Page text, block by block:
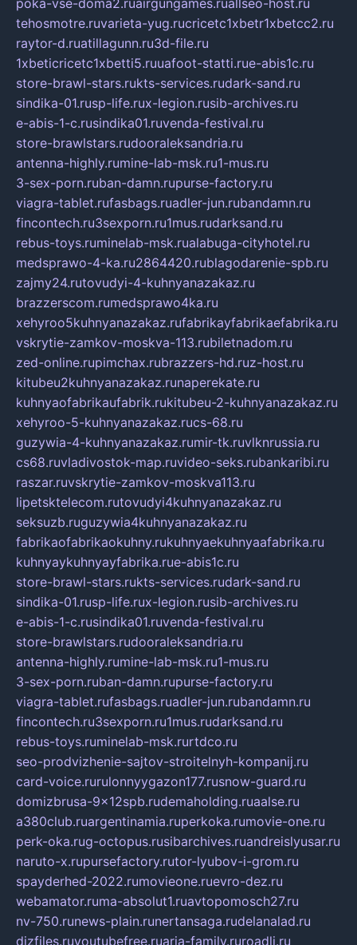
tehosmotre.ruvarieta-yug.rucricetc1xbetr1xbetcc2.ru
raytor-d.ruatillagunn.ru3d-file.ru
1xbeticricetc1xbetti5.ruuafoot-statti.rue-abis1c.ru
store-brawl-stars.rukts-services.rudark-sand.ru
sindika-01.rusp-life.rux-legion.rusib-archives.ru
e-abis-1-c.rusindika01.ruvenda-festival.ru
store-brawlstars.rudooraleksandria.ru
antenna-highly.rumine-lab-msk.ru1-mus.ru
3-sex-porn.ruban-damn.rupurse-factory.ru
viagra-tablet.rufasbags.ruadler-jun.rubandamn.ru
fincontech.ru3sexporn.ru1mus.rudarksand.ru
rebus-toys.ruminelab-msk.rualabuga-cityhotel.ru
medsprawo-4-ka.ru2864420.rublagodarenie-spb.ru
zajmy24.rutovudyi-4-kuhnyanazakaz.ru
brazzerscom.rumedsprawo4ka.ru
xehyroo5kuhnyanazakaz.rufabrikayfabrikaefabrika.ru
vskrytie-zamkov-moskva-113.rubiletnadom.ru
zed-online.rupimchax.rubrazzers-hd.ruz-host.ru
kitubeu2kuhnyanazakaz.runaperekate.ru
kuhnyaofabrikaufabrik.rukitubeu-2-kuhnyanazakaz.ru
xehyroo-5-kuhnyanazakaz.rucs-68.ru
guzywia-4-kuhnyanazakaz.rumir-tk.ruvlknrussia.ru
cs68.ruvladivostok-map.ruvideo-seks.rubankaribi.ru
raszar.ruvskrytie-zamkov-moskva113.ru
lipetsktelecom.rutovudyi4kuhnyanazakaz.ru
seksuzb.ruguzywia4kuhnyanazakaz.ru
fabrikaofabrikaokuhny.rukuhnyaekuhnyaafabrika.ru
kuhnyaykuhnyayfabrika.rue-abis1c.ru
store-brawl-stars.rukts-services.rudark-sand.ru
sindika-01.rusp-life.rux-legion.rusib-archives.ru
e-abis-1-c.rusindika01.ruvenda-festival.ru
store-brawlstars.rudooraleksandria.ru
antenna-highly.rumine-lab-msk.ru1-mus.ru
3-sex-porn.ruban-damn.rupurse-factory.ru
viagra-tablet.rufasbags.ruadler-jun.rubandamn.ru
fincontech.ru3sexporn.ru1mus.rudarksand.ru
rebus-toys.ruminelab-msk.rurtdco.ru
seo-prodvizhenie-sajtov-stroitelnyh-kompanij.ru
card-voice.rurulonnyygazon177.rusnow-guard.ru
domizbrusa-9x12spb.rudemaholding.ruaalse.ru
a380club.ruargentinamia.ruperkoka.rumovie-one.ru
perk-oka.rug-octopus.rusibarchives.ruandreislyusar.ru
naruto-x.rupursefactory.rutor-lyubov-i-grom.ru
spayderhed-2022.rumovieone.ruevro-dez.ru
webamator.ruma-absolut1.ruavtopomosch27.ru
nv-750.runews-plain.runertansaga.rudelanalad.ru
dizfiles.ruyoutubefree.ruaria-family.ruroadli.ru